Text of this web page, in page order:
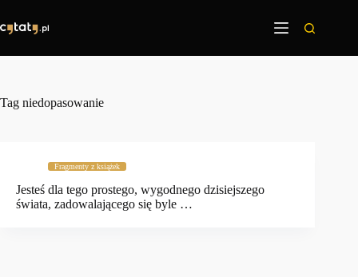
treści
Tag niedopasowanie
Fragmenty z książek
Jesteś dla tego prostego, wygodnego dzisiejszego
świata, zadowalającego się byle …